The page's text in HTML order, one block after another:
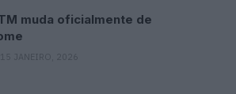
muda oficialmente de
15 JANEIRO, 2026